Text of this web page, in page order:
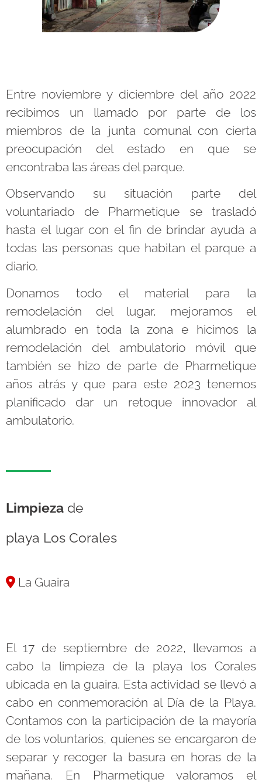
Entre noviembre y diciembre del año 2022
recibimos un llamado por parte de los
miembros de la junta comunal con cierta
preocupación del estado en que se
encontraba las áreas del parque.
Observando su situación parte del
voluntariado de Pharmetique se trasladó
hasta el lugar con el fin de brindar ayuda a
todas las personas que habitan el parque a
diario.
Donamos todo el material para la
remodelación del lugar, mejoramos el
alumbrado en toda la zona e hicimos la
remodelación del ambulatorio móvil que
también se hizo de parte de Pharmetique
años atrás y que para este 2023 tenemos
planificado dar un retoque innovador al
ambulatorio.
Limpieza de
playa Los Corales
La Guaira
El 17 de septiembre de 2022, llevamos a
cabo la limpieza de la playa los Corales
ubicada en la guaira. Esta actividad se llevó a
cabo en conmemoración al Día de la Playa.
Contamos con la participación de la mayoría
de los voluntarios, quienes se encargaron de
separar y recoger la basura en horas de la
mañana. En Pharmetiquevaloramos el